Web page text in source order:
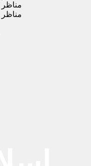
478 مناظر
520 مناظر